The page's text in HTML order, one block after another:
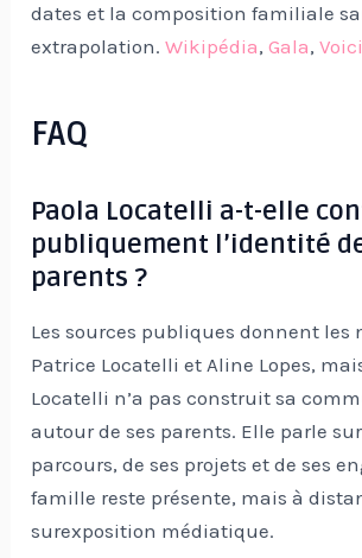
dates et la composition familiale
extrapolation.Wikipédia,Gala,Voici
FAQ
Paola Locatelli a-t-elle
publiquement l’identité
parents ?
Les sources publiques donnent les
Patrice Locatelli et Aline Lopes,
Locatelli n’a pas construit sa
autour de ses parents. Elle parle
parcours, de ses projets et de ses
famille reste présente, mais à
surexposition médiatique.